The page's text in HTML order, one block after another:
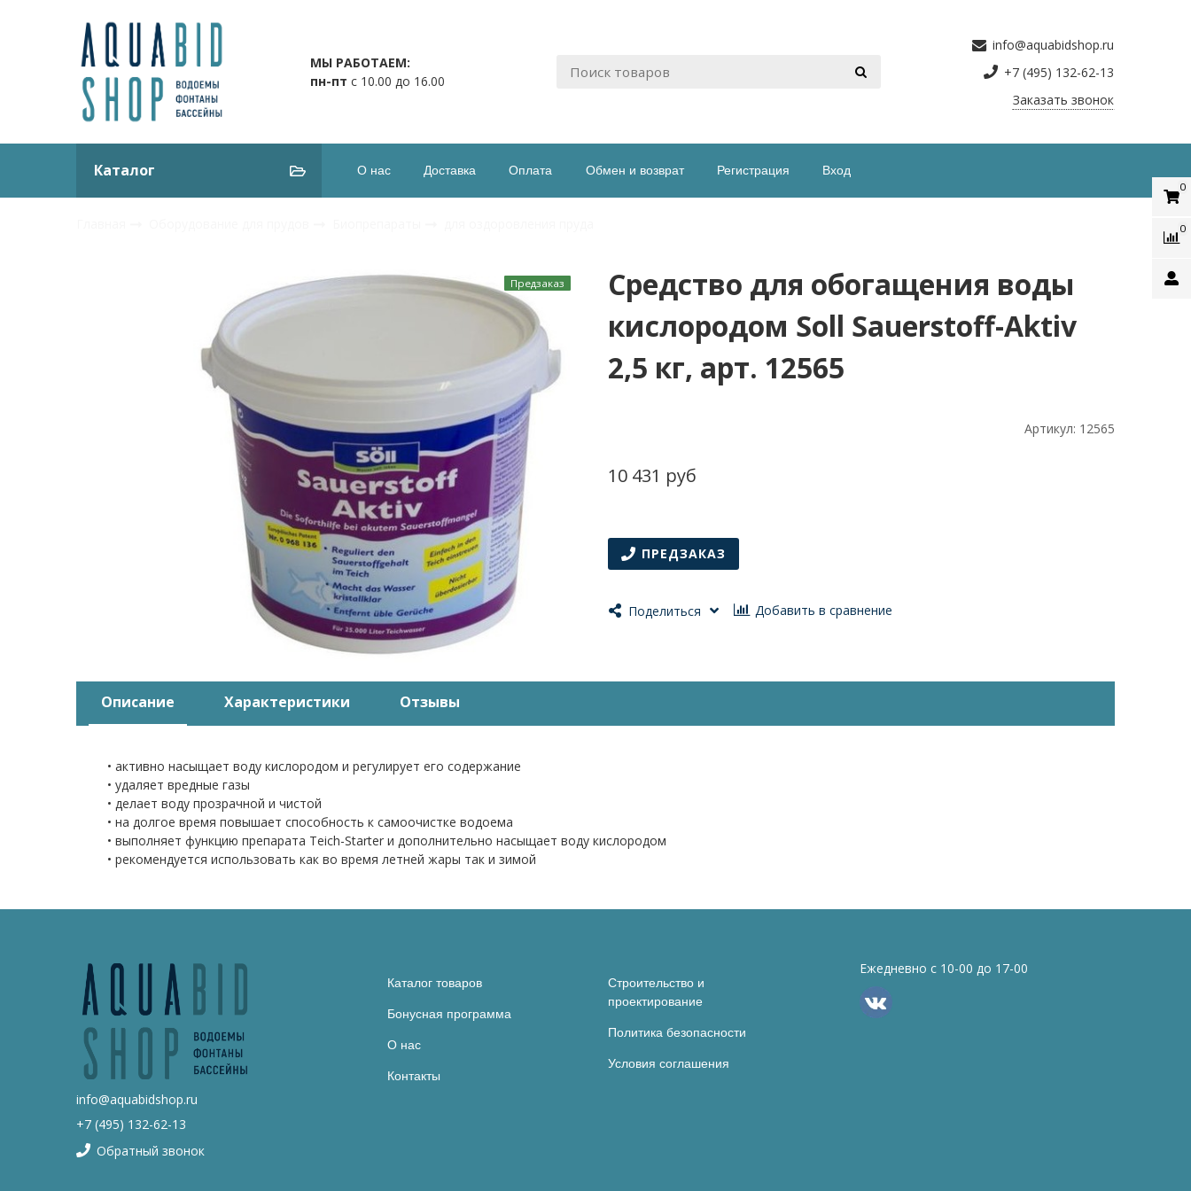
МЫ РАБОТАЕМ:
пн-пт с 10.00 до 16.00
info@aquabidshop.ru
+7 (495) 132-62-13
Заказать звонок
Каталог О нас Доставка Оплата Обмен и возврат Регистрация Вход
Предзаказ
Средство для обогащения воды
кислородом Soll Sauerstoff-Aktiv
2,5 кг, арт. 12565
Артикул: 12565
10 431 руб
ПРЕДЗАКАЗ
Поделиться Добавить в сравнение
Описание Характеристики Отзывы
• активно насыщает воду кислородом и регулирует его содержание
• удаляет вредные газы
• делает воду прозрачной и чистой
• на долгое время повышает способность к самоочистке водоема
• выполняет функцию препарата Teich-Starter и дополнительно насыщает воду кислородом
• рекомендуется использовать как во время летней жары так и зимой
info@aquabidshop.ru
+7 (495) 132-62-13
Обратный звонок
Каталог товаров
Бонусная программа
О нас
Контакты
Строительство и
проектирование
Политика безопасности
Условия соглашения
Ежедневно с 10-00 до 17-00
0
0